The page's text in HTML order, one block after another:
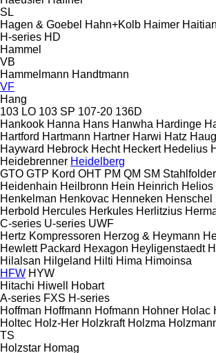
SL
Hagen & Goebel Hahn+Kolb Haimer Haitian
H-series HD
Hammel
VB
Hammelmann Handtmann
VF
Hang
103 LO 103 SP 107-20 136D
Hankook Hanna Hans Hanwha Hardinge
Hartford Hartmann Hartner Harwi Hatz Haug
Hayward Hebrock Hecht Heckert Hedelius
Heidebrenner Heidelberg
GTO GTP Kord OHT PM QM SM Stahlfolder
Heidenhain Heilbronn Hein Heinrich Helios
Henkelman Henkovac Henneken Henschel
Herbold Hercules Herkules Herlitzius
C-series U-series UWF
Hertz Kompressoren Herzog & Heymann
Hewlett Packard Hexagon Heyligenstaedt
Hilalsan Hilgeland Hilti Hima Himoinsa
HFW HYW
Hitachi Hiwell
Hobart
A-series FXS H-series
Hoffman Hoffmann Hofmann Hohner Holac
Holtec Holz-Her Holzkraft Holzma
TS
Holzstar Homag